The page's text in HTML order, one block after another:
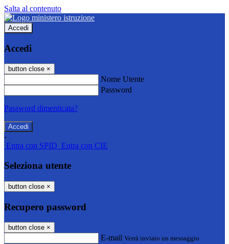
Salta al contenuto
Accedi
Accedi
button close ×
Nome Utente
Password
Password dimenticata?
-
Entra con SPID Entra con CIE
Seleziona utente
button close ×
Recupero password
button close ×
E-mail Verrà inviato un messaggio